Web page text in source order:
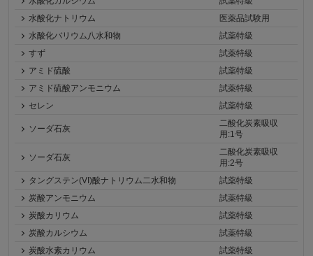
水酸化ナトリウム
医薬品試験用
水酸化バリウム八水和物
試薬特級
すず
試薬特級
アミド硫酸
試薬特級
アミド硫酸アンモニウム
試薬特級
セレン
試薬特級
ソーダ石灰
二酸化炭素吸収
用:1号
ソーダ石灰
二酸化炭素吸収
用:2号
タングステン(VI)酸ナトリウム二水和物
試薬特級
炭酸アンモニウム
試薬特級
炭酸カリウム
試薬特級
炭酸カルシウム
試薬特級
炭酸水素カリウム
試薬特級